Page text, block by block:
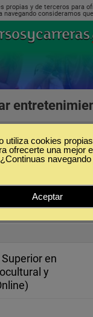
propias y de terceros para
navegando consideramos
Online
de
en
y
utiliza cookies
ofrecerte una mejor
Aceptar